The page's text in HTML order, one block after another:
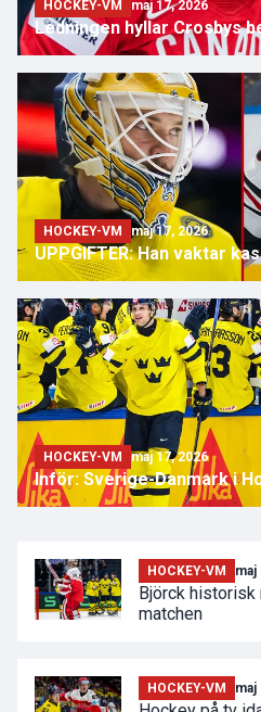
HOCKEY-VM maj 17, 2026
Ledningen hyllar Crosbys
HOCKEY-VM maj 17, 2026
UPPGIFTER: Han vaktar
HOCKEY-VM maj 17, 2026
Inför: Sverige-Danmark i
HOCKEY-VM maj
Björck historisk
matchen
HOCKEY-VM maj